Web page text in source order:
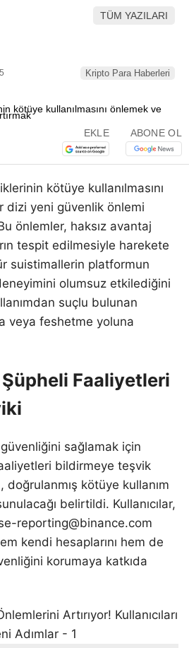
TÜM YAZILARI
Kripto Para Haberleri
EKLE ABONE OL
kötüye kullanılmasını
dizi yeni güvenlik önlemi
önlemler, haksız avantaj
tespit edilmesiyle harekete
suistimallerin platformun
olumsuz etkilediğini
suçlu bulunan
veya feshetme yoluna
Şüpheli Faaliyetleri
sağlamak için
bildirmeye teşvik
kötüye kullanım
belirtildi. Kullanıcılar,
reporting@binance.com
kendi hesaplarını hem de
korumaya katkıda